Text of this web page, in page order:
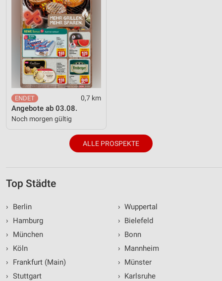
0,7 km
Angebote ab 03.08.
Noch morgen gültig
ALLE PROSPEKTE
Top Städte
›
Berlin
›
Hamburg
›
München
›
Köln
›
Frankfurt (Main)
› Stuttgart
› Wuppertal
› Bielefeld
› Bonn
› Mannheim
› Münster
› Karlsruhe